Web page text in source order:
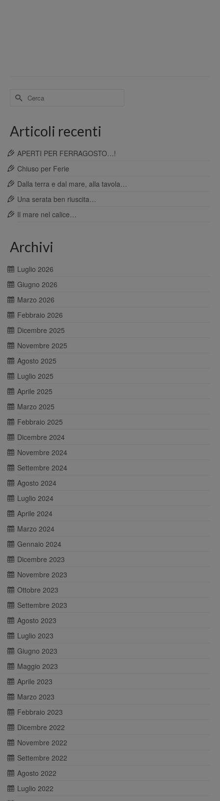
Cerca
per:
Articoli recenti
APERTI PER FERRAGOSTO…!
Chiuso per Ferie
Dalla terra e dal mare, alla tavola…
Una serata ben riuscita…
Il mare nel calice…
Archivi
Luglio 2026
Giugno 2026
Marzo 2026
Febbraio 2026
Dicembre 2025
Novembre 2025
Agosto 2025
Luglio 2025
Aprile 2025
Marzo 2025
Febbraio 2025
Dicembre 2024
Novembre 2024
Settembre 2024
Agosto 2024
Luglio 2024
Aprile 2024
Marzo 2024
Gennaio 2024
Dicembre 2023
Novembre 2023
Ottobre 2023
Settembre 2023
Agosto 2023
Luglio 2023
Giugno 2023
Maggio 2023
Aprile 2023
Marzo 2023
Febbraio 2023
Dicembre 2022
Novembre 2022
Settembre 2022
Agosto 2022
Luglio 2022